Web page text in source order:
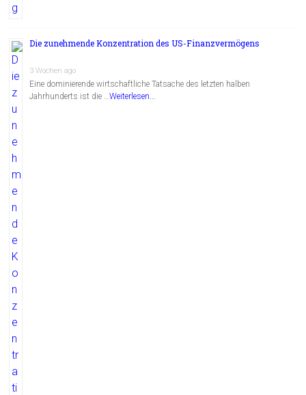
Die zunehmende Konzentration des US-Finanzvermögens
3 Wochen ago
Eine dominierende wirtschaftliche Tatsache des letzten halben
Jahrhunderts ist die …Weiterlesen...